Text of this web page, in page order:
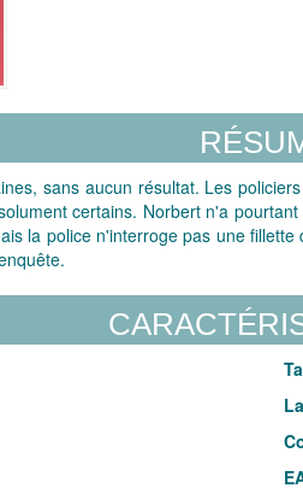
sans aucun résultat. Les
certains. Norbert n'a
la police n'interroge pas une